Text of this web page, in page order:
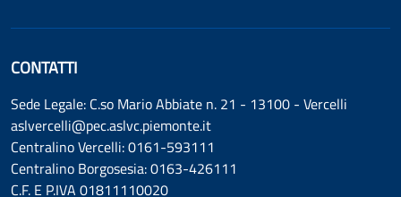
CONTATTI
Sede Legale: C.so Mario Abbiate n. 21 - 13100 - Vercelli
aslvercelli@pec.aslvc.piemonte.it
Centralino Vercelli: 0161-593111
Centralino Borgosesia: 0163-426111
C.F. E P.IVA 01811110020